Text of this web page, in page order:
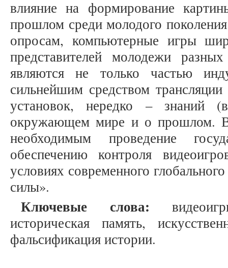
влияние на формирование
прошлом среди молодого
опросам, компьютерные игры
представителей молодежи
являются не только частью
сильнейшим средством
установок, нередко –
окружающем мире и о прошлом. В
необходимым проведение
обеспечению контроля
условиях современного
силы».
Ключевые слова:
историческая память,
фальсификация истории.